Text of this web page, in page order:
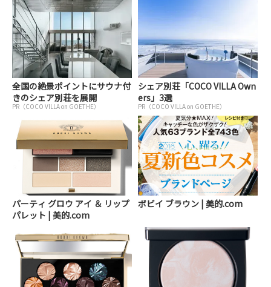
全国の絶景ポイントにサウナ付
きのシェア別荘を展開
PR（COCO VILLA on GOETHE）
シェア別荘「COCO VILLA Own
ers」3選
PR（COCO VILLA on GOETHE）
パーティ グロウ アイ ＆ リップ
パレット | 美的.com
ボビイ ブラウン | 美的.com